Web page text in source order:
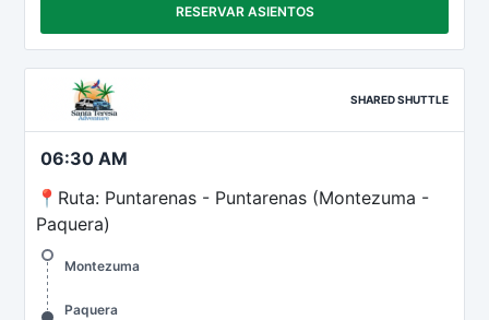
RESERVAR ASIENTOS
SHARED SHUTTLE
06:30 AM
📍Ruta: Puntarenas - Puntarenas (Montezuma -
Paquera)
Montezuma
Paquera